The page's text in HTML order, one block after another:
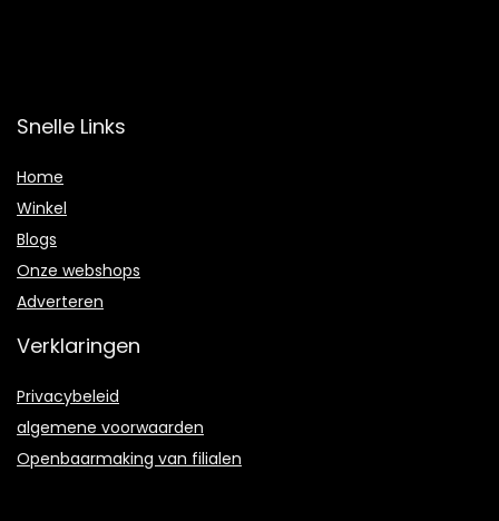
Snelle Links
Home
Winkel
Blogs
Onze webshops
Adverteren
Verklaringen
Privacybeleid
algemene voorwaarden
Openbaarmaking van filialen